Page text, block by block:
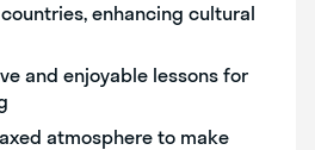
enhancing cultural
and enjoyable lessons for
atmosphere to make